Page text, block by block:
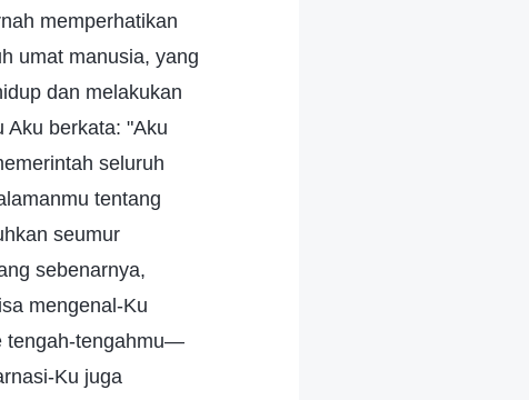
memperhatikan
umat manusia, yang
dan melakukan
Aku berkata: "Aku
seluruh
tentang
seumur
sebenarnya,
mengenal-Ku
tengah-tengahmu—
Ku juga